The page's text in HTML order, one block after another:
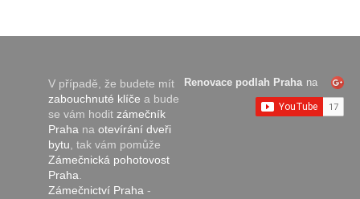
Renovace podlah Praha na
V případě, že budete mít
zabouchnuté klíče a bude
se vám hodit zámečník
Praha na otevírání dveři
bytu , tak vám pomůže
Zámečnická pohotovost
Praha
Zámečnictví Praha -